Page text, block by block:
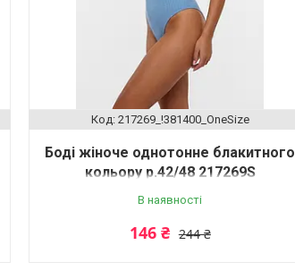
217269_!381400_OneSize
Боді жіноче однотонне блакитного
кольору р.42/48 217269S
В наявності
244 ₴
146 ₴